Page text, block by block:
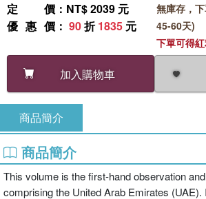
定價 ：NT$ 2039 元
優惠價 ： 90折1835 元
加入購物車
無庫存，
45-60天)
下單可得
商品簡介
商品簡介
This volume is the first-hand observation
comprising the United Arab Emirates (UAE).